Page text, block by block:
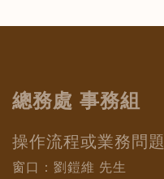
總務處 事務組
操作流程或業務問題
窗口：劉鎧維 先生